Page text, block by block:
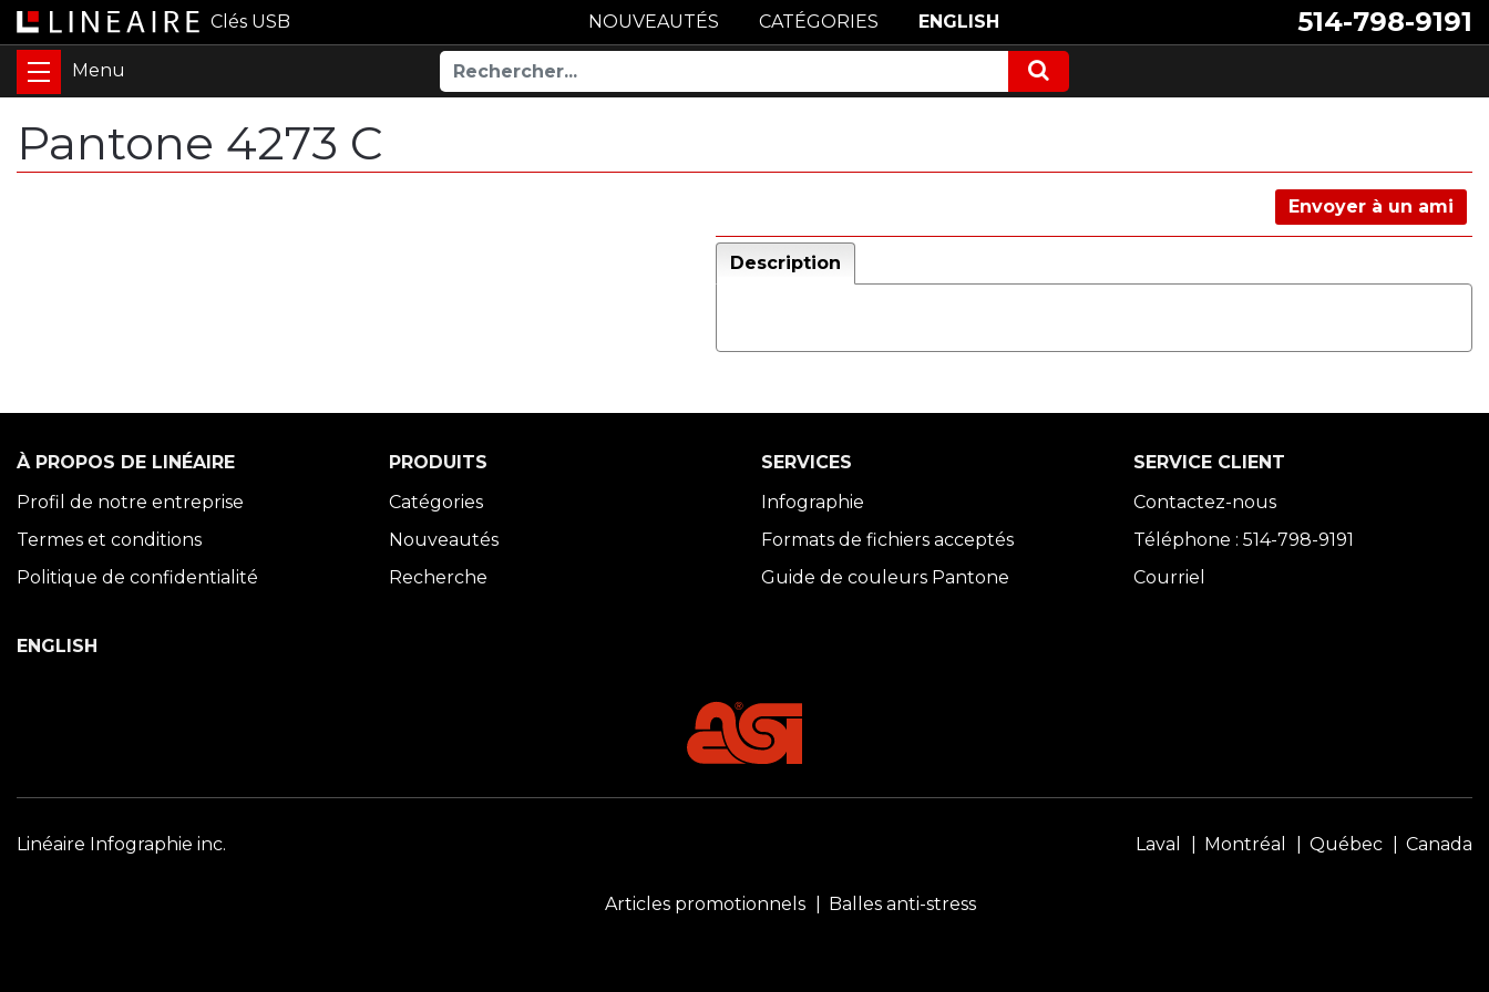
Clés USB 514-798-9191
NOUVEAUTÉS CATÉGORIES ENGLISH
Pantone 4273 C
Envoyer à un ami
Description
À PROPOS DE LINÉAIRE
Profil de notre entreprise
Termes et conditions
Politique de confidentialité
PRODUITS
Catégories
Nouveautés
Recherche
SERVICES
Infographie
Formats de fichiers acceptés
Guide de couleurs Pantone
SERVICE CLIENT
Contactez-nous
Téléphone : 514-798-9191
Courriel
ENGLISH
Linéaire Infographie inc. Laval Montréal Québec Canada
Articles promotionnels Balles anti-stress